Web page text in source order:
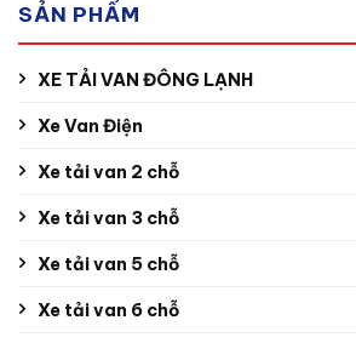
SẢN PHẨM
XE TẢI VAN ĐÔNG LẠNH
Xe Van Điện
Xe tải van 2 chỗ
Xe tải van 3 chỗ
Xe tải van 5 chỗ
Xe tải van 6 chỗ